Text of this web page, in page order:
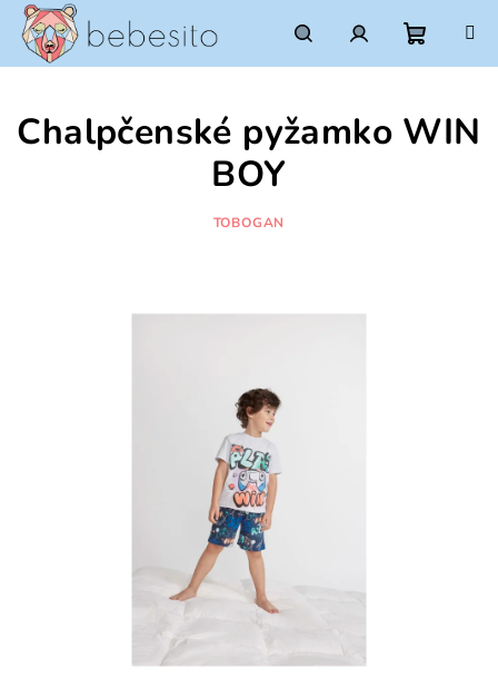
Prejsť
obsah
HľadaťPrihlásenie
košík
Chalpčenské pyžamko WIN
BOY
TOBOGAN